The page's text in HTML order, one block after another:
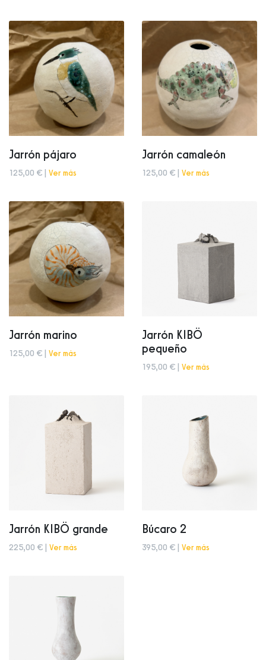
Jarrón pájaro
125,00 € | Ver más
Jarrón camaleón
125,00 € | Ver más
Jarrón marino
125,00 € | Ver más
Jarrón KIBÖ
pequeño
195,00 € | Ver más
Jarrón KIBÖ grande
225,00 € | Ver más
Búcaro 2
395,00 € | Ver más